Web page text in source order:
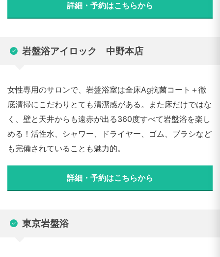
詳細・予約はこちらから
岩盤浴アイロック 中野本店
女性専用のサロンで、岩盤浴室は全床Ag抗菌コート＋徹
底清掃にこだわりとても清潔感がある。また床だけではな
く、壁と天井からも遠赤が出る360度すべて岩盤浴を楽し
める！活性水、シャワー、ドライヤー、ゴム、ブラシなど
も完備されていることも魅力的。
詳細・予約はこちらから
東京岩盤浴